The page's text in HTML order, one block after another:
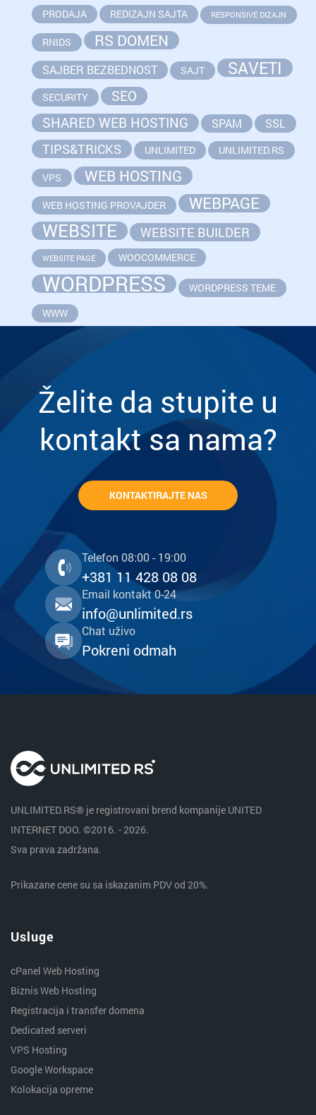
PRODAJA REDIZAJN SAJTA RESPONSIVE DIZAJN
RNIDS RS DOMEN
SAJBER BEZBEDNOST SAJT SAVETI
SECURITY
SEO
SHARED WEB HOSTING
SPAM SSL
TIPS&TRICKS UNLIMITED UNLIMITED.RS
VPS WEB HOSTING
WEB HOSTING PROVAJDER WEBPAGE
WEBSITE WEBSITE BUILDER
WEBSITE PAGE WOOCOMMERCE
WORDPRESS
WORDPRESS TEME
WWW
Želite da stupite u
kontakt sa nama?
KONTAKTIRAJTE NAS
Telefon 08:00 - 19:00
+381 11 428 08 08
Email kontakt 0-24
info@unlimited.rs
Chat uživo
Pokreni odmah
UNLIMITED.RS® je registrovani brend kompanije UNITED
INTERNET DOO. ©2016. - 2026.
Sva prava zadržana.
Prikazane cene su sa iskazanim PDV od 20%.
Usluge
cPanel Web Hosting
Biznis Web Hosting
Registracija i transfer domena
Dedicated serveri
VPS Hosting
Google Workspace
Kolokacija opreme